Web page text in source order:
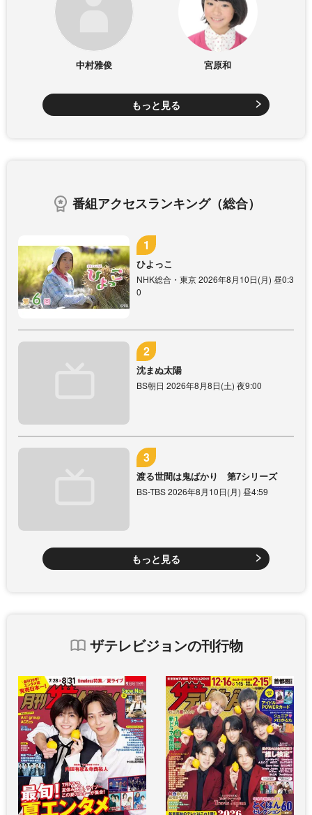
中村雅俊 宮原和
もっと見る
番組アクセスランキング（総合）
ひよっこ
NHK総合・東京 2026年8月10日(月) 昼0:3
0
沈まぬ太陽
BS朝日 2026年8月8日(土) 夜9:00
渡る世間は鬼ばかり 第7シリーズ
BS-TBS 2026年8月10日(月) 昼4:59
もっと見る
ザテレビジョンの刊行物